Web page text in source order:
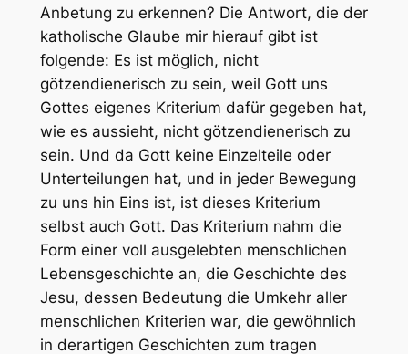
Anbetung zu erkennen? Die Antwort, die der
katholische Glaube mir hierauf gibt ist
folgende: Es ist möglich, nicht
götzendienerisch zu sein, weil Gott uns
Gottes eigenes Kriterium dafür gegeben hat,
wie es aussieht, nicht götzendienerisch zu
sein. Und da Gott keine Einzelteile oder
Unterteilungen hat, und in jeder Bewegung
zu uns hin Eins ist, ist dieses Kriterium
selbst auch Gott. Das Kriterium nahm die
Form einer voll ausgelebten menschlichen
Lebensgeschichte an, die Geschichte des
Jesu, dessen Bedeutung die Umkehr aller
menschlichen Kriterien war, die gewöhnlich
in derartigen Geschichten zum tragen